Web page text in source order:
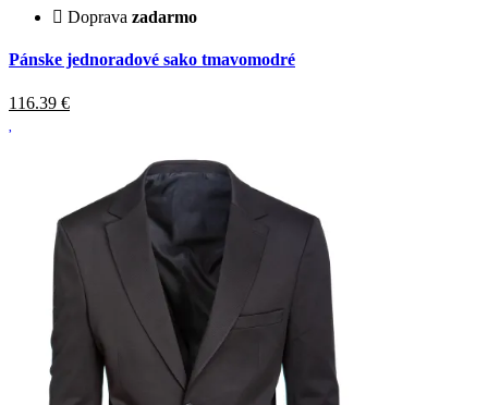
Doprava zadarmo
Pánske jednoradové sako tmavomodré
116.39 €